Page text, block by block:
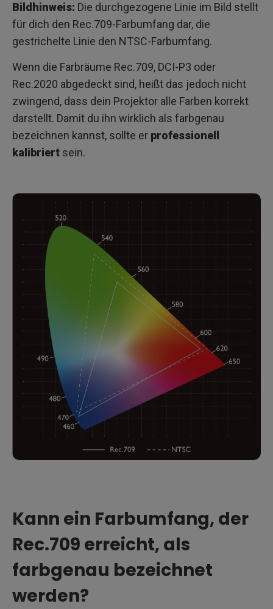
Bildhinweis: Die durchgezogene Linie im Bild stellt
für dich den Rec.709-Farbumfang dar, die
gestrichelte Linie den NTSC-Farbumfang.
Wenn die Farbräume Rec.709, DCI-P3 oder
Rec.2020 abgedeckt sind, heißt das jedoch nicht
zwingend, dass dein Projektor alle Farben korrekt
darstellt. Damit du ihn wirklich als farbgenau
bezeichnen kannst, sollte er professionell
kalibriert sein.
Kann ein Farbumfang, der
Rec.709 erreicht, als
farbgenau bezeichnet
werden?